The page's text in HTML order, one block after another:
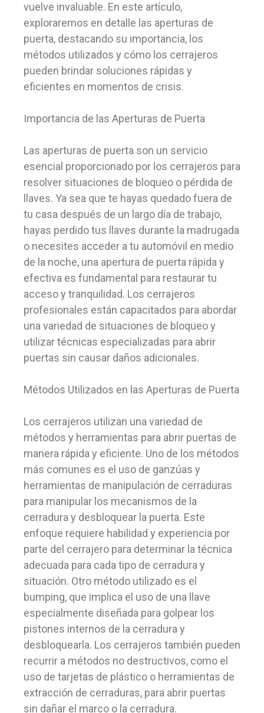
vuelve invaluable. En este artículo,
exploraremos en detalle las aperturas de
puerta, destacando su importancia, los
métodos utilizados y cómo los cerrajeros
pueden brindar soluciones rápidas y
eficientes en momentos de crisis.
Importancia de las Aperturas de Puerta
Las aperturas de puerta son un servicio
esencial proporcionado por los cerrajeros para
resolver situaciones de bloqueo o pérdida de
llaves. Ya sea que te hayas quedado fuera de
tu casa después de un largo día de trabajo,
hayas perdido tus llaves durante la madrugada
o necesites acceder a tu automóvil en medio
de la noche, una apertura de puerta rápida y
efectiva es fundamental para restaurar tu
acceso y tranquilidad. Los cerrajeros
profesionales están capacitados para abordar
una variedad de situaciones de bloqueo y
utilizar técnicas especializadas para abrir
puertas sin causar daños adicionales.
Métodos Utilizados en las Aperturas de Puerta
Los cerrajeros utilizan una variedad de
métodos y herramientas para abrir puertas de
manera rápida y eficiente. Uno de los métodos
más comunes es el uso de ganzúas y
herramientas de manipulación de cerraduras
para manipular los mecanismos de la
cerradura y desbloquear la puerta. Este
enfoque requiere habilidad y experiencia por
parte del cerrajero para determinar la técnica
adecuada para cada tipo de cerradura y
situación. Otro método utilizado es el
bumping, que implica el uso de una llave
especialmente diseñada para golpear los
pistones internos de la cerradura y
desbloquearla. Los cerrajeros también pueden
recurrir a métodos no destructivos, como el
uso de tarjetas de plástico o herramientas de
extracción de cerraduras, para abrir puertas
sin dañar el marco o la cerradura.